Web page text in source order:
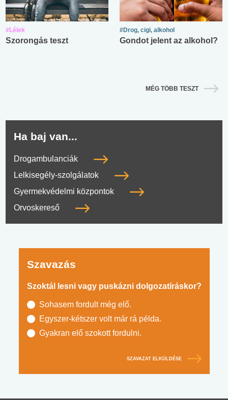
#Lélek
Szorongás teszt
#Drog, cigi, alkohol
Gondot jelent az alkohol?
MÉG TÖBB TESZT
Ha baj van...
Drogambulanciák
Lelkisegély-szolgálatok
Gyermekvédelmi központok
Orvoskereső
Szavazás
Szoktál lesni vagy puskázni dolgozatíráskor?
Sohasem fordult még elő.
Egyszer-kétszer volt már rá példa.
Gyakran elő szokott fordulni.
SZAVAZAT ELKÜLDÉSE